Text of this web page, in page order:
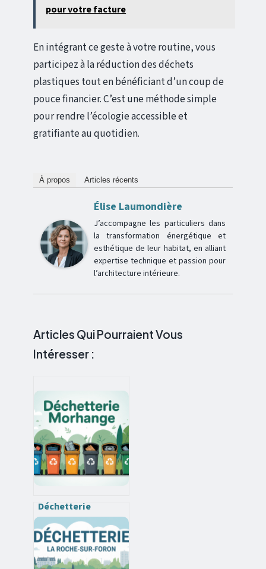
pour votre facture
En intégrant ce geste à votre routine, vous
participez à la réduction des déchets
plastiques tout en bénéficiant d’un coup de
pouce financier. C’est une méthode simple
pour rendre l’écologie accessible et
gratifiante au quotidien.
À propos Articles récents
Élise Laumondière
J’accompagne les particuliers dans
la transformation énergétique et
esthétique de leur habitat, en alliant
expertise technique et passion pour
l’architecture intérieure.
Articles Qui Pourraient Vous
Intéresser :
Déchetterie
morhange :
horaires, accès,
déchets acceptés et
pratiques